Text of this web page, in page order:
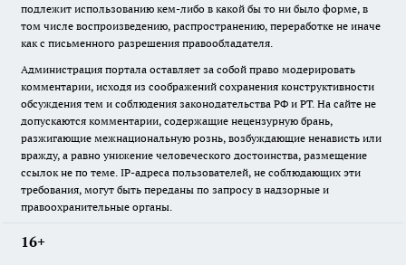
подлежит использованию кем-либо в какой бы то ни было форме, в
том числе воспроизведению, распространению, переработке не иначе
как с письменного разрешения правообладателя.
Администрация портала оставляет за собой право модерировать
комментарии, исходя из соображений сохранения конструктивности
обсуждения тем и соблюдения законодательства РФ и РТ. На сайте не
допускаются комментарии, содержащие нецензурную брань,
разжигающие межнациональную рознь, возбуждающие ненависть или
вражду, а равно унижение человеческого достоинства, размещение
ссылок не по теме. IP-адреса пользователей, не соблюдающих эти
требования, могут быть переданы по запросу в надзорные и
правоохранительные органы.
16+